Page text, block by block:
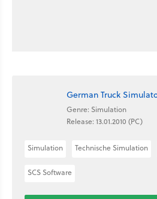
German Truck
Genre: Simulation
Release: 13.01.2010 (PC)
Simulation Technische Simulation
SCS Software